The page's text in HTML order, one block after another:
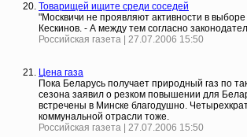
Товарищей ищите среди соседей
"Москвичи не проявляют активности в
Кескинов. - А между тем согласно
Российская газета | 27.07.2006 15:50
Цена газа
Пока Беларусь получает природный газ по
сезона заявил о резком повышении для
встречены в Минске благодушно.
коммунальной отрасли тоже.
Российская газета | 27.07.2006 15:50